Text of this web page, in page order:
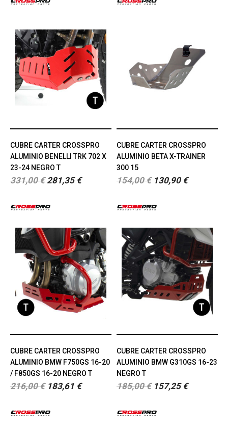
CUBRE CARTER CROSSPRO
ALUMINIO BENELLI TRK 702 X
23-24 NEGRO T
331,00 € 281,35 €
CUBRE CARTER CROSSPRO
ALUMINIO BETA X-TRAINER
300 15
154,00 € 130,90 €
CUBRE CARTER CROSSPRO
ALUMINIO BMW F750GS 16-20
/ F850GS 16-20 NEGRO T
216,00 € 183,61 €
CUBRE CARTER CROSSPRO
ALUMINIO BMW G310GS 16-23
NEGRO T
185,00 € 157,25 €